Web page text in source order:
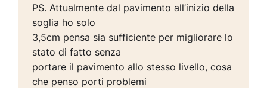
PS. Attualmente dal pavimento all’inizio della
soglia ho solo
3,5cm pensa sia sufficiente per migliorare lo
stato di fatto senza
portare il pavimento allo stesso livello, cosa
che penso porti problemi